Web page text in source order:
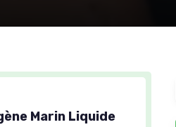
Marin Liquide